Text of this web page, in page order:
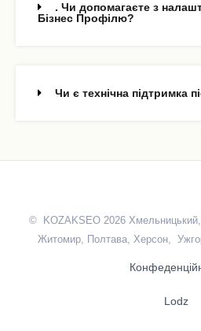
. Чи допомагаєте з
Бізнес Профілю?
Чи є технічна підтримка
© KOZAKSEO 2026 Хмельницький,
Житомир, Полтава, Херсон,
Lodz